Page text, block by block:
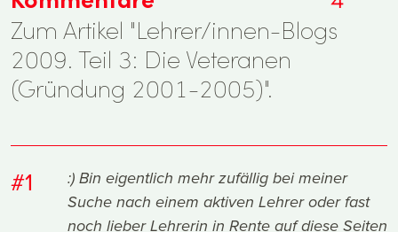
Zum Artikel "Lehrer/innen-Blogs
2009. Teil 3: Die Veteranen
(Gründung 2001-2005)".
#1
:) Bin eigentlich mehr zufällig bei meiner
Suche nach einem aktiven Lehrer oder fast
noch lieber Lehrerin in Rente auf diese Seiten